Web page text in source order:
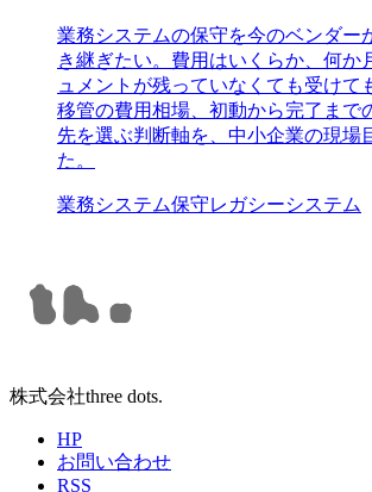
業務システムの保守を今のベンダー
き継ぎたい。費用はいくらか、何か
ュメントが残っていなくても受けて
移管の費用相場、初動から完了まで
先を選ぶ判断軸を、中小企業の現場
た。
業務システム保守レガシーシステム
株式会社three dots.
HP
お問い合わせ
RSS